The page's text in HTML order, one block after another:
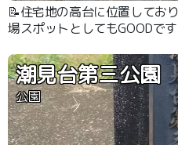
📝住宅地の高台に位置してお
場スポットとしてもGOODで
潮見台第三公園
公園